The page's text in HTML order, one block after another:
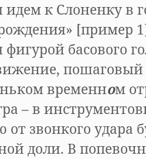
к Слоненку в
[пример
басового
временном
– в
звонкого удара
доли. В